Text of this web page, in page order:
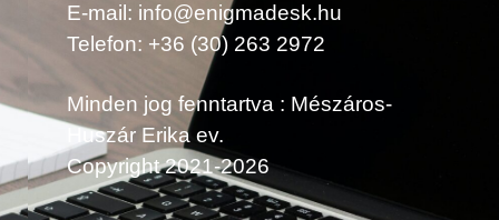
E-mail: info@enigmadesk.hu
Telefon: +36 (30) 263 2972
Minden jog fenntartva : Mészáros-
Huszár Erika ev.
Copyright 2021-2026